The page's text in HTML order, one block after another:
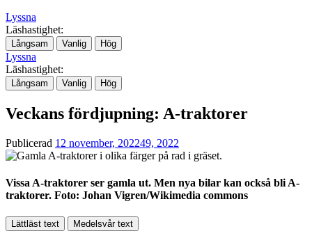
Lyssna
Läshastighet:
Långsam Vanlig Hög
Lyssna
Läshastighet:
Långsam Vanlig Hög
Veckans fördjupning: A-traktorer
Publicerad 12 november, 202249, 2022
Vissa A-traktorer ser gamla ut. Men nya bilar kan också bli A-
traktorer. Foto: Johan Vigren/Wikimedia commons
Lättläst text Medelsvår text